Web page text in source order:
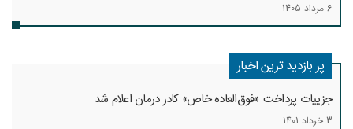
6 مرداد 1405
پر بازدید ترین اخبار
جزییات پرداخت «فوق‌العاده خاص» کادر درمان اعلام شد
3 خرداد 1401